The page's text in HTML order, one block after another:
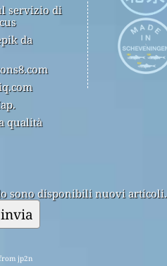
servizio di
da
qualità
sono disponibili nuovi articoli.
invia
jp2n